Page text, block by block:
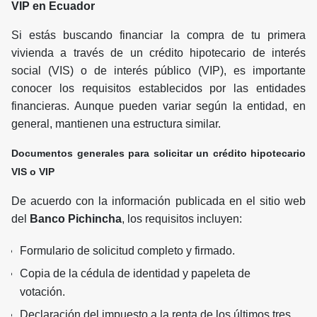
VIP en Ecuador
Si estás buscando financiar la compra de tu primera
vivienda a través de un crédito hipotecario de interés
social (VIS) o de interés público (VIP), es importante
conocer los requisitos establecidos por las entidades
financieras. Aunque pueden variar según la entidad, en
general, mantienen una estructura similar.
Documentos generales para solicitar un crédito hipotecario
VIS o VIP
De acuerdo con la información publicada en el sitio web
del
Banco Pichincha, los requisitos incluyen:
Formulario de solicitud completo y firmado.
Copia de la cédula de identidad y papeleta de
votación.